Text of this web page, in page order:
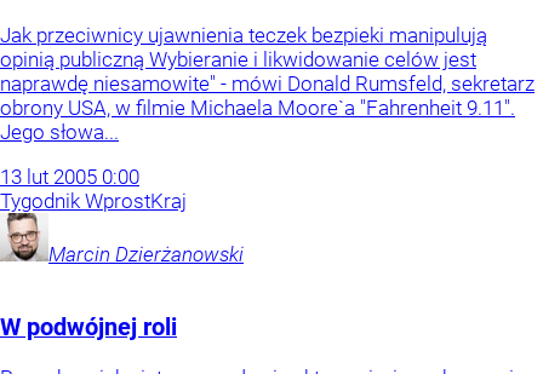
Jak przeciwnicy ujawnienia teczek bezpieki manipulują
opinią publiczną Wybieranie i likwidowanie celów jest
naprawdę niesamowite" - mówi Donald Rumsfeld, sekretarz
obrony USA, w filmie Michaela Moore`a "Fahrenheit 9.11".
Jego słowa...
13 lut 2005 0:00
Tygodnik WprostKraj
Marcin Dzierżanowski
W podwójnej roli